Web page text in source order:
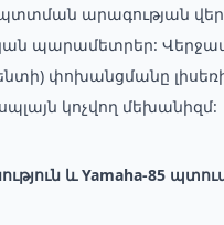
պտտման արագության
պարամետրեր:
փոխանցմանը
կոչվող մեխանիզմ:
և Yamaha-85